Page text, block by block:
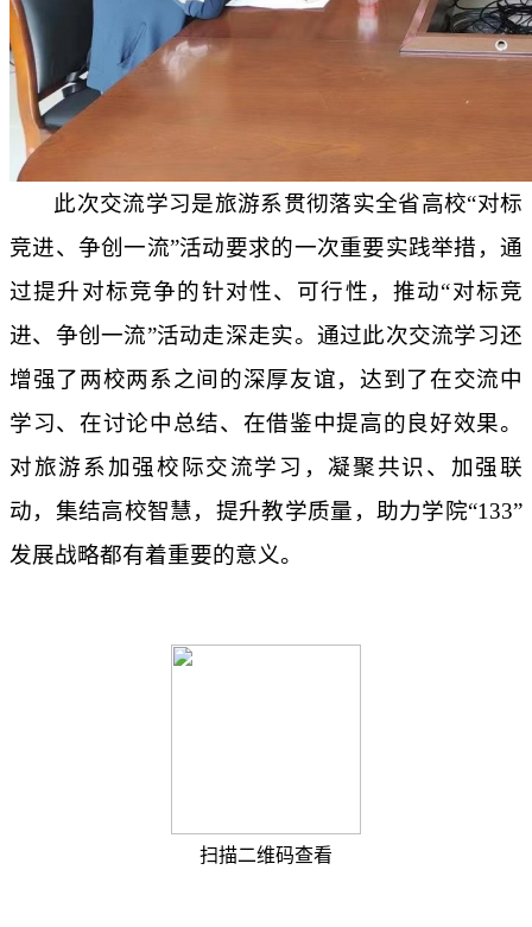
此次交流学习是旅游系贯彻落实全省高校“对标
竞进、争创一流”活动要求的一次重要实践举措，通
过提升对标竞争的针对性、可行性，推动“对标竞
进、争创一流”活动走深走实。通过此次交流学习还
增强了两校两系之间的深厚友谊，达到了在交流中
学习、在讨论中总结、在借鉴中提高的良好效果。
对旅游系加强校际交流学习，凝聚共识、加强联
动，集结高校智慧，提升教学质量，助力学院“133”
发展战略都有着重要的意义。
扫描二维码查看